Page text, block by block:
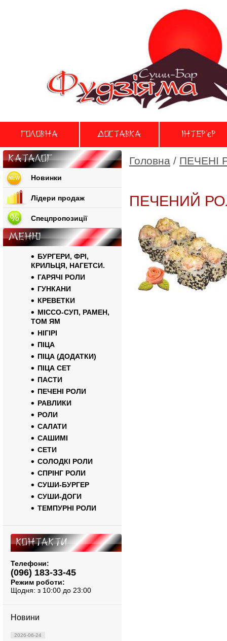
Головна Доставка Iнтер'єр
Головна / ПЕЧЕНІ
ПЕЧЕНИЙ
Каталог
Новинки
Лідери продаж
Спецпропозиції
Меню
БУРГЕРИ, ФРІ,
КРИЛЬЦЯ, НАГЕТСИ.
ГАРЯЧІ РОЛИ
ГУНКАНИ
КРЕВЕТКИ
МІССО-СУП, РАМЕН,
ТОМ ЯМ
НІГІРІ
ПІЦА
ПІЦА (ДОДАТКИ)
ПІЦА СЕТ
ПАСТИ
ПЕЧЕНІ РОЛИ
РАВЛИКИ
РОЛИ
САЛАТИ
САШИМІ
СЕТИ
СОЛОДКІ РОЛИ
СПРІНГ РОЛИ
СУШИ-БУРГЕР
СУШИ-ДОГИ
ТЕМПУРНІ РОЛИ
Контакти
Телефони:
(096) 183-33-45
Режим роботи:
Щодня: з 10:00 до 23:00
Новини
2026-06-24